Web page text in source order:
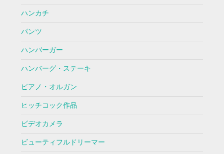
ハンカチ
パンツ
ハンバーガー
ハンバーグ・ステーキ
ピアノ・オルガン
ヒッチコック作品
ビデオカメラ
ビューティフルドリーマー